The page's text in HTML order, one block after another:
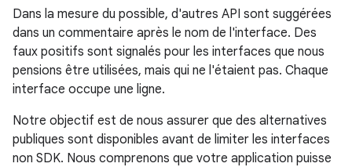
Dans la mesure du possible, d'autres API sont suggérées
dans un commentaire après le nom de l'interface. Des
faux positifs sont signalés pour les interfaces que nous
pensions être utilisées, mais qui ne l'étaient pas. Chaque
interface occupe une ligne.
Notre objectif est de nous assurer que des alternatives
publiques sont disponibles avant de limiter les interfaces
non SDK. Nous comprenons que votre application puisse